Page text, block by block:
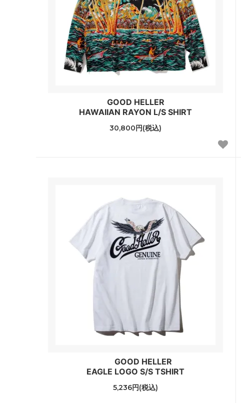
GOOD HELLER
HAWAIIAN RAYON L/S SHIRT
30,800円(税込)
GOOD HELLER
EAGLE LOGO S/S TSHIRT
5,236円(税込)